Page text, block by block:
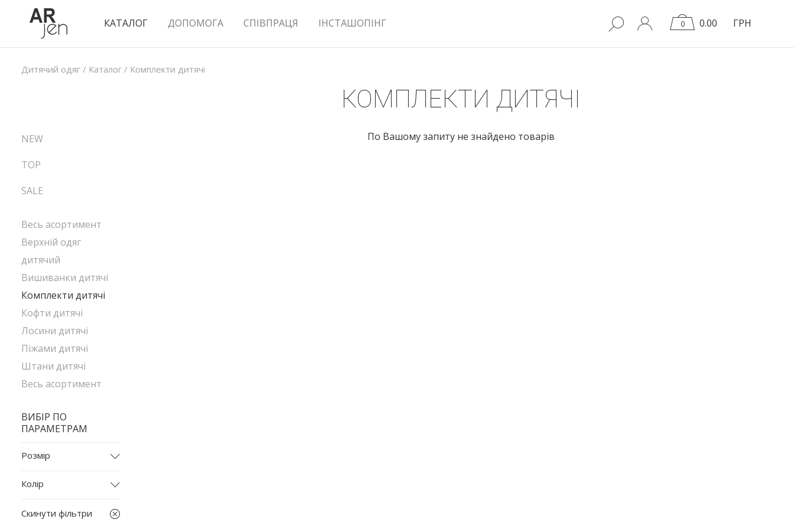
КАТАЛОГ ДОПОМОГА СПІВПРАЦЯ ІНСТАШОПІНГ 0 0.00 ГРН
Дитячий одяг / Каталог / Комплекти дитячі
КОМПЛЕКТИ ДИТЯЧІ
По Вашому запиту не знайдено товарів
NEW
TOP
SALE
Весь асортимент
Верхній одяг
дитячий
Вишиванки дитячі
Комплекти дитячі
Кофти дитячі
Лосини дитячі
Піжами дитячі
Штани дитячі
Весь асортимент
ВИБІР ПО
ПАРАМЕТРАМ
Розмір
98
104
Колір
бордовий
Скинути фільтри